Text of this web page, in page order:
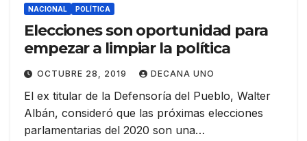
NACIONAL POLÍTICA
Elecciones son oportunidad para
empezar a limpiar la política
OCTUBRE 28, 2019 DECANA UNO
El ex titular de la Defensoría del Pueblo, Walter
Albán, consideró que las próximas elecciones
parlamentarias del 2020 son una…